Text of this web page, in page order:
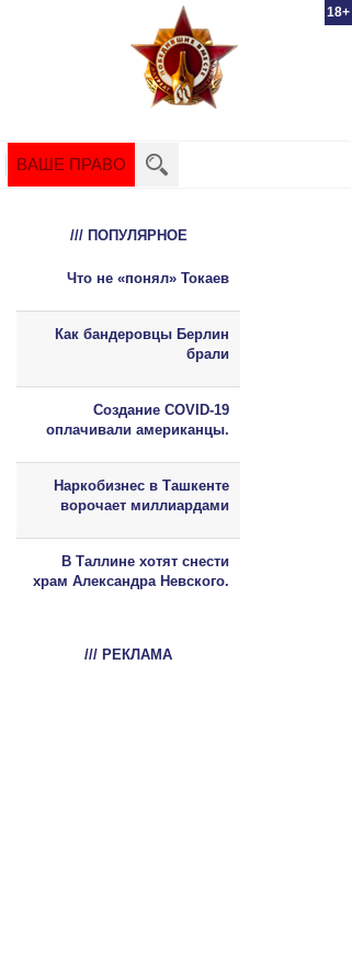
18+
ВАШЕ ПРАВО
/// ПОПУЛЯРНОЕ
Что не «понял» Токаев
Как бандеровцы Берлин
брали
Создание COVID-19
оплачивали американцы.
Наркобизнес в Ташкенте
ворочает миллиардами
В Таллине хотят снести
храм Александра Невского.
/// РЕКЛАМА